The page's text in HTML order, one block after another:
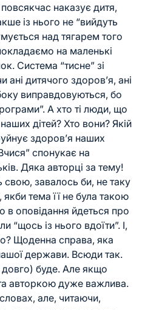
наказує дитя,
із нього не “вийдуть
над тягарем того
на маленькі
Система “тисне” зі
дитячого здоров’я, ані
виправдовуються, бо
А хто ті люди, що
дітей? Хто вони? Якій
здоров’я наших
спонукає на
Дяка авторці за тему!
свою, завалось би, не таку
тема її не була такою
оповідання йдеться про
“щось із нього вдоїти”. І,
Щоденна справа, яка
держави. Всюди так.
буде. Але якщо
авторкою дуже важлива.
але, читаючи,